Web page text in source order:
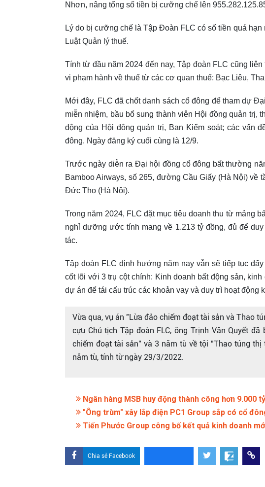
Nhơn, nâng tổng số tiền bị cưỡng chế lên
Lý do bị cưỡng chế là Tập Đoàn FLC có số tiền quá
Luật Quản lý thuế.
Tính từ đầu năm 2024 đến nay, Tập đoàn FLC cũng
vi phạm hành về thuế từ các cơ quan thuế: Bạc Liêu,
Mới đây, FLC đã chốt danh sách cổ đông để tham dự
miễn nhiệm, bầu bổ sung thành viên Hội đồng quản trị,
động của Hội đông quản trị, Ban Kiểm soát; các vấn
đông. Ngày đăng ký cuối cùng là 12/9.
Trước ngày diễn ra Đại hội đồng cổ đông bất thường
Bamboo Airways, số 265, đường Cầu Giấy (Hà Nội) về
Đức Thọ (Hà Nội).
Trong năm 2024, FLC đặt mục tiêu doanh thu từ mảng
nghỉ dưỡng ước tính mang về 1.213 tỷ đồng, đủ để
tác.
Tập đoàn FLC định hướng năm nay vẫn sẽ tiếp tục
cốt lõi với 3 trụ cột chính: Kinh doanh bất động sản,
dự án để tái cấu trúc các khoản vay và duy trì hoạt động
Vừa qua, vụ án "Lừa đảo chiếm đoạt tài sản và Thao
cựu Chủ tịch Tập đoàn FLC, ông Trịnh Văn Quyết
chiếm đoạt tài sản" và 3 năm tù về tội "Thao túng
năm tù, tính từ ngày 29/3/2022.
Ngân hàng MSB huy động thành công hơn 9.000
"Ông trùm" xây lắp điện PC1 Group sắp có cổ
Tiến Phước Group công bố kết quả kinh doanh
Chia sẻ Facebook